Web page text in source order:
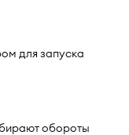
для запуска
обороты